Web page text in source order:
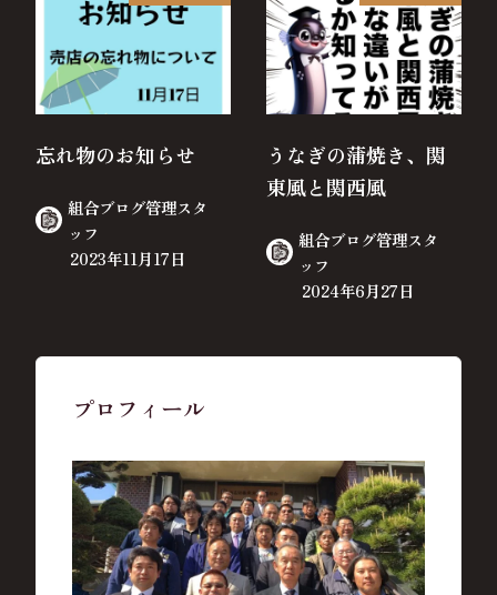
忘れ物のお知らせ
組合ブログ管理スタ
ッフ
2023年11月17日
うなぎの蒲焼き、関
東風と関西風
組合ブログ管理スタ
ッフ
2024年6月27日
プロフィール